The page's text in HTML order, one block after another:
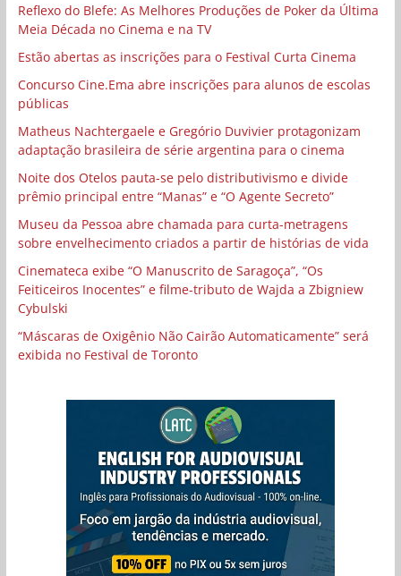
Reflexo do Blefe: As Melhores Produções de Poker da Última
Meia Década no Cinema e na TV
Estão abertas as inscrições para o Festival Curta Cinema
Concurso Cine.Ema abre inscrições para alunos de escolas
públicas
Matheus Nachtergaele e Gregório Duvivier protagonizam
adaptação brasileira de série argentina para o cinema
Noite dos Otelos pauta-se pelo distributivismo e divide
prêmio principal entre “Manas” e “O Agente Secreto”
Museu da Pessoa abre chamada para curta-metragens
sobre envelhecimento criados a partir de histórias de vida
Cinemateca exibe “O Manuscrito de Saragoça”, “Os
Feiticeiros Inocentes” e filme-tributo de Wajda a Zbigniew
Cybulski
“Máscaras de Oxigênio Não Cairão Automaticamente” será
exibida no Festival de Toronto